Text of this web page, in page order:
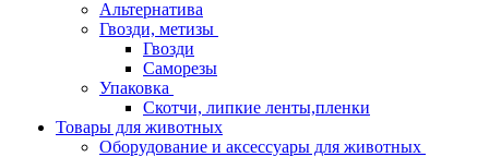
Альтернатива
Гвозди, метизы
Гвозди
Саморезы
Упаковка
Скотчи, липкие ленты,пленки
Товары для животных
Оборудование и аксессуары для животных